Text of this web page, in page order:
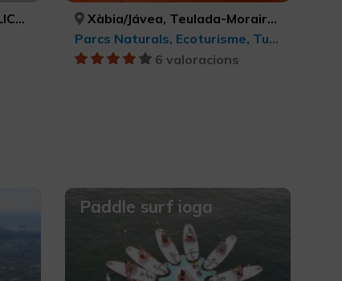
Xàbia/Jávea, Teulada-Moraira, Poble Nou de Benitatxell, el/ Benitachell, Dénia, ALACANT/ALICANTE, ALACANT/ALICANTE, ALACANT/ALICANTE, ALACANT/ALICANTE
Parcs Naturals, Ecoturisme, Turisme actiu-aventura, Turisme esportiu
6 valoracions
Paddle surf ioga